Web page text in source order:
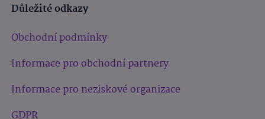
Důležité odkazy
Obchodní podmínky
Informace pro obchodní partnery
Informace pro neziskové organizace
GDPR